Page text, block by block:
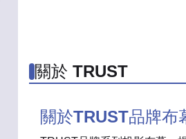
關於 TRUST
關於TRUST品牌布